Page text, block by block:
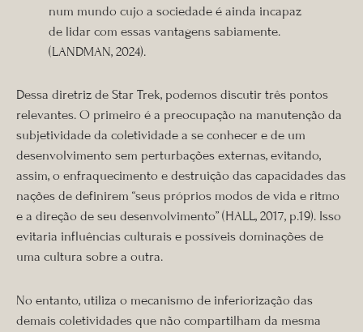
num mundo cujo a sociedade é ainda incapaz
de lidar com essas vantagens sabiamente.
(LANDMAN, 2024).
Dessa diretriz de Star Trek, podemos discutir três pontos
relevantes. O primeiro é a preocupação na manutenção da
subjetividade da coletividade a se conhecer e de um
desenvolvimento sem perturbações externas, evitando,
assim, o enfraquecimento e destruição das capacidades das
nações de definirem “seus próprios modos de vida e ritmo
e a direção de seu desenvolvimento” (HALL, 2017, p.19). Isso
evitaria influências culturais e possíveis dominações de
uma cultura sobre a outra.
No entanto, utiliza o mecanismo de inferiorização das
demais coletividades que não compartilham da mesma